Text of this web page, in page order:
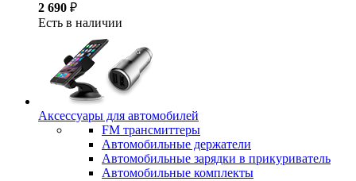
2 690 ₽
Есть в наличии
Аксессуары для автомобилей
FM трансмиттеры
Автомобильные держатели
Автомобильные зарядки в прикуриватель
Автомобильные комплекты